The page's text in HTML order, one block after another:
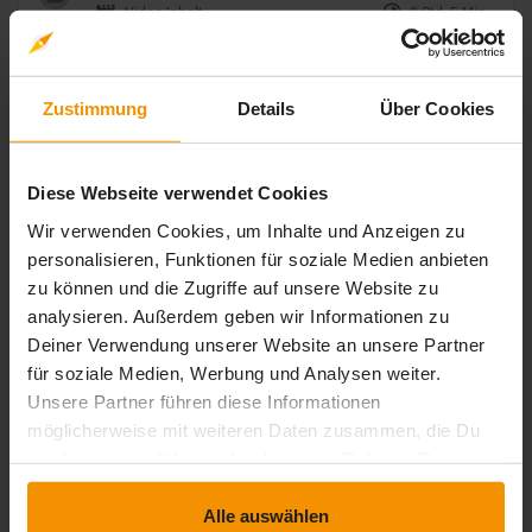
Zustimmung Details Über Cookies
Diese Webseite verwendet Cookies
Wir verwenden Cookies, um Inhalte und Anzeigen zu
personalisieren, Funktionen für soziale Medien anbieten
zu können und die Zugriffe auf unsere Website zu
analysieren. Außerdem geben wir Informationen zu
Deiner Verwendung unserer Website an unsere Partner
für soziale Medien, Werbung und Analysen weiter.
Unsere Partner führen diese Informationen
möglicherweise mit weiteren Daten zusammen, die Du
Nutzung der Dienste gesammelt haben.
Alle auswählen
movie Video-Inhalt timelapse 0 Std. 5 Min.
Externe Dienstleister, Qualitätskriterien, etc.
Wirksamkeit anhand von Best Practice - Teil I
Wirksamkeit anhand von Best Practice - Teil II
movie Video-Inhalt timelapse 0 Std. 5 Min.
Bewertungen
Gesamtbewertung
Durchschnittliche Bewertungen